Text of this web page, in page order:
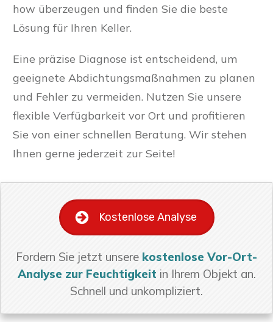
how überzeugen und finden Sie die beste
Lösung für Ihren Keller.
Eine präzise Diagnose ist entscheidend, um
geeignete Abdichtungsmaßnahmen zu planen
und Fehler zu vermeiden. Nutzen Sie unsere
flexible Verfügbarkeit vor Ort und profitieren
Sie von einer schnellen Beratung. Wir stehen
Ihnen gerne jederzeit zur Seite!
Kostenlose Analyse
Fordern Sie jetzt unsere kostenlose Vor-Ort-
Analyse zur Feuchtigkeit in Ihrem Objekt an.
Schnell und unkompliziert.